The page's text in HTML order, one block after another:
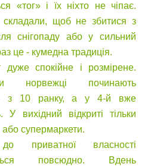
«тог» і їх ніхто не чіпає.
складали, щоб не збитися з
снігопаду або у сильний
це - кумедна традиція.
дуже спокійне і розмірене.
норвежці починають
з 10 ранку, а у 4-й вже
У вихідний відкриті тільки
супермаркети.
приватної власності
повсюдно. Вдень